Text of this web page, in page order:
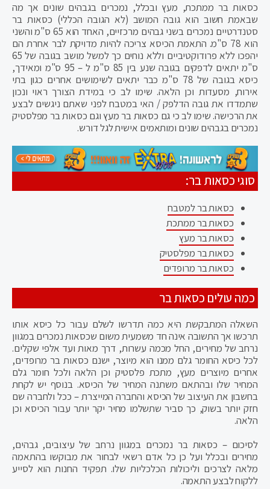
כסאות בר ממתכת, מעץ ובכלל, נמכרים בגבהים שונים אך מה
שבאמת חשוב הוא גובה המושב (לא הגובה הכללי) כסאות בר
סטנדרטיים נמכרים בשני גבהים מרכזיים, האחד הוא 65 ס"מ והשני
הוא 78 ס"מ. התאמת הכיסא צריכה להיות מדויקת לבר אחרת הם
יהפכו ללא פרודוקטיביים וללא נוחים כך למשל מושב בגובה של 65
ס"מ יתאים לדפקים בגובה שנע בין 85 ס"מ ל – 95 ס"מ ומאידך,
כיסא בגובה של 78 ס"מ כבר יתאים לשימושים אחרים כגון בתי
אירוח, מסעדות וכן הלאה. שימו לב כי במידת הצורך ראוי ונכון
שתמדדו את גובה הדלפק / האי במטבח לפני שאתם ניגשים לבצע
את הרכישה. שימו לב כי גם כסאות בר מעץ וגם כסאות בר מפלסטיק
נמכרים בגבהים שונים ומותאמים אישית לגל דורש.
סוגי כסאות בר:
כסאות בר למטבח
כסאות בר ממתכת
כסאות בר מעץ
כסאות בר מפלסטיק
כסאות בר מרופדים
כמה עולים כסאות בר
השאלה המתבקשת היא כמה תדרשו לשלם עבור כל כיסא אותו
תרכשו אך התשובה אינה חד משמעית משום שכסאות נמכרים במגוון
נרחב של מחירים, החל מכמה עשרות, דרך מאות ועד אלפי שקלים.
לכל כיסא החומר גלם ממנו הוא מיוצר, ישנם כסאות בר מרופדים,
אחרים מיוצרים מעץ, מתכת פלסטיק וכן הלאה ולכל חומר גלם
המחיר שלו ובהתאם משתנה המחיר של הכיסא. בנוסף יש לקחת
בחשבון את העיצוב של הכיסא והחברה המייצרת – ככל ולחברה שם
חזק יותר בשוק, כך סביר שתשלמו מחיר יקר יותר עבור הכיסא וכן
הלאה.
לסיכום – כסאות בר נמכרים במגוון נרחב של עיצובים, גבהים,
מחירים ובכלל ועל כן כל אדם רשאי לבחור את מבוקשו בהתאמה
מלאה לצרכים וליכולות הכלכליות שלו. תפקיד החנות הוא לסייע
ללקוח לבצע התאמה.